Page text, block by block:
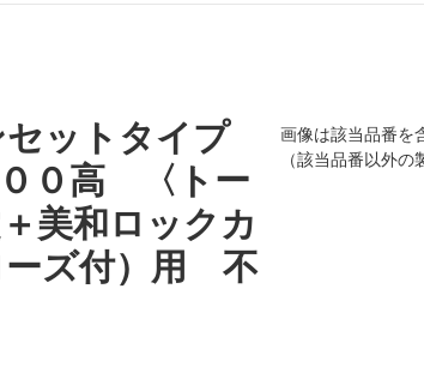
ットタイプ
０高 〈トー
美和ロックカ
ズ付）用 不
画像は該当品番を
（該当品番以外の